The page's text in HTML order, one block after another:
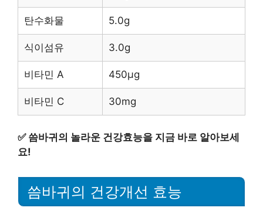
탄수화물 5.0g
식이섬유 3.0g
비타민 A 450μg
비타민 C 30mg
✅ 씀바귀의 놀라운 건강효능을 지금 바로 알아보세
요!
씀바귀의 건강개선 효능